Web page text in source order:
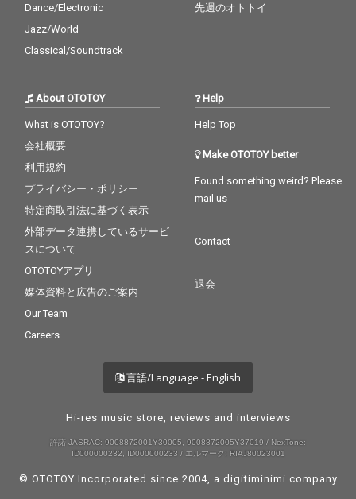
Dance/Electronic
Jazz/World
Classical/Soundtrack
先週のオトトイ
About OTOTOY
What is OTOTOY?
会社概要
利用規約
プライバシー・ポリシー
特定商取引法に基づく表示
外部データ連携しているサービ
スについて
OTOTOYアプリ
媒体資料と広告のご案内
Our Team
Careers
Help
Help Top
Make OTOTOY better
Found something weird? Please
mail us
Contact
退会
言語/Language - English
Hi-res music store, reviews and interviews
許諾 JASRAC: 9008872001Y30005, 9008872005Y37019 / NexTone:
ID000000232, ID000000233 / エルマーク: RIAJ80023001
© OTOTOY Incorporated since 2004, a digitiminimi company